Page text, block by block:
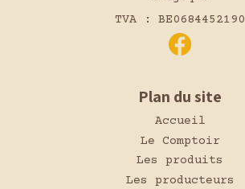
TVA : BE0684452190
Plan du site
Accueil
Le Comptoir
Les produits
Les producteurs